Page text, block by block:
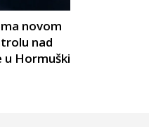
novom
nad
u Hormuški